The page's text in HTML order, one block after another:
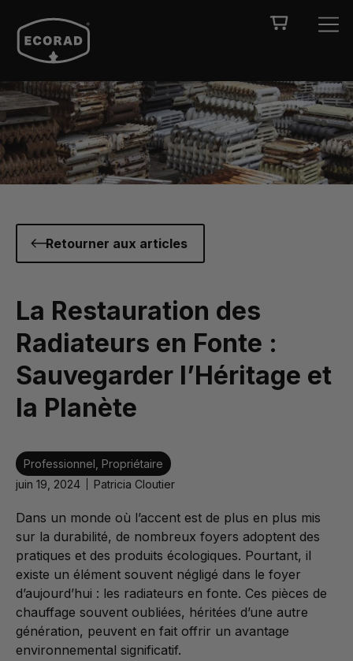
Retourner aux articles
La Restauration des
Radiateurs en Fonte :
Sauvegarder l’Héritage et
la Planète
Professionnel, Propriétaire
juin 19, 2024
Patricia Cloutier
Dans un monde où l’accent est de plus en plus mis
sur la durabilité, de nombreux foyers adoptent des
pratiques et des produits écologiques. Pourtant, il
existe un élément souvent négligé dans le foyer
d’aujourd’hui : les radiateurs en fonte. Ces pièces de
chauffage souvent oubliées, héritées d’une autre
génération, peuvent en fait offrir un avantage
environnemental significatif.